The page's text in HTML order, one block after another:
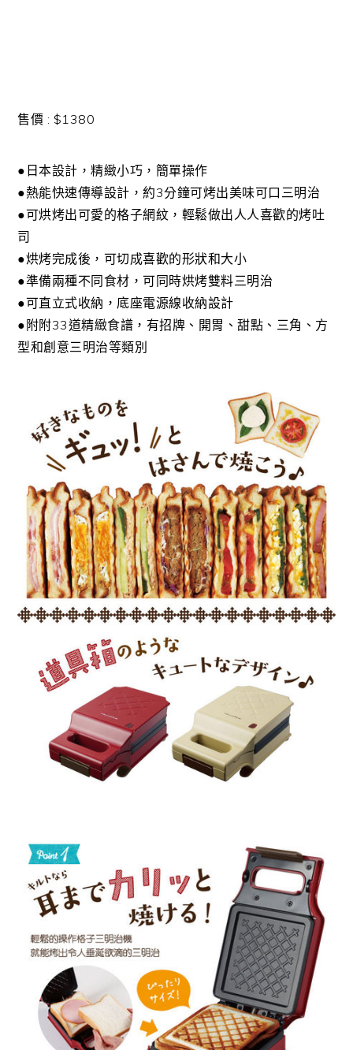
售價 : $1380
●日本設計，精緻小巧，簡單操作
●熱能快速傳導設計，約3分鐘可烤出美味可口三明治
●可烘烤出可愛的格子網紋，輕鬆做出人人喜歡的烤吐
司
●烘烤完成後，可切成喜歡的形狀和大小
●準備兩種不同食材，可同時烘烤雙料三明治
●可直立式收納，底座電源線收納設計
●附附33道精緻食譜，有招牌、開胃、甜點、三角、方
型和創意三明治等類別